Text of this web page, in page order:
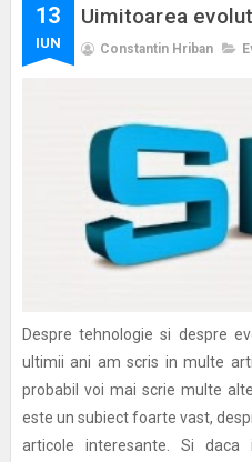
13
IUN
Uimitoarea
Constantin Hriban
Despre tehnologie si despre
ultimii ani am scris in multe
probabil voi mai scrie multe
este un subiect foarte vast,
articole interesante. Si